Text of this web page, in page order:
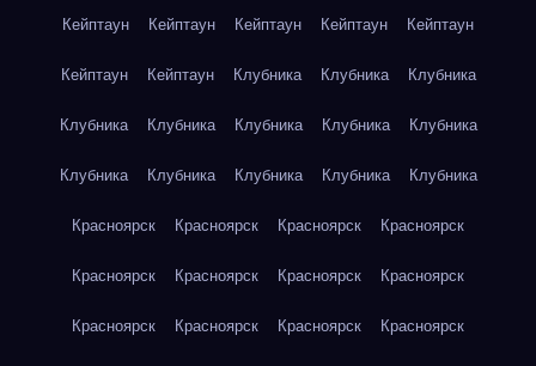
Кейптаун Кейптаун Кейптаун Кейптаун Кейптаун
Кейптаун Кейптаун Клубника Клубника Клубника
Клубника Клубника Клубника Клубника Клубника
Клубника Клубника Клубника Клубника Клубника
Красноярск Красноярск Красноярск Красноярск
Красноярск Красноярск Красноярск Красноярск
Красноярск Красноярск Красноярск Красноярск